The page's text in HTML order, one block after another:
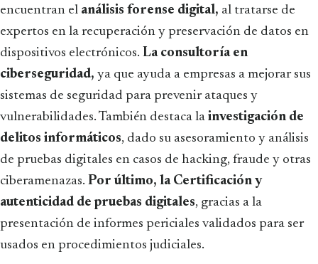
encuentran el análisis forense digital, al tratarse de
expertos en la recuperación y preservación de datos en
dispositivos electrónicos. La consultoría en
ciberseguridad, ya que ayuda a empresas a mejorar sus
sistemas de seguridad para prevenir ataques y
vulnerabilidades. También destaca la investigación de
delitos informáticos, dado su asesoramiento y análisis
de pruebas digitales en casos de hacking, fraude y otras
ciberamenazas. Por último, la Certificación y
autenticidad de pruebas digitales, gracias a la
presentación de informes periciales validados para ser
usados en procedimientos judiciales.